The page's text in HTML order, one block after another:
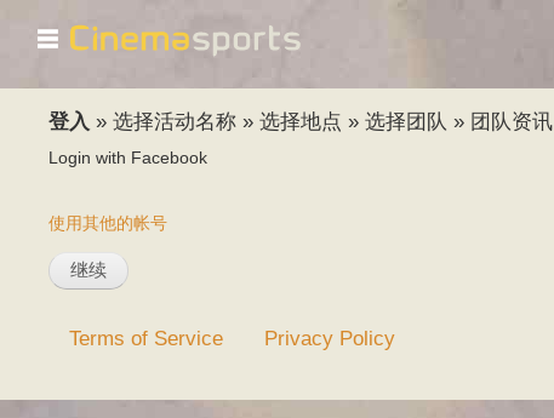
☰
登入 » 选择活动名称 » 选择地点 » 选择团队 » 团队资讯
Login with Facebook
使用其他的帐号
Terms of Service Privacy Policy